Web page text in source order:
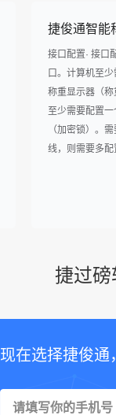
捷俊通智能
接口配置· 接口
口。计算机至
称重显示器（称
至少需要配置
（加密锁）。
线，则需要多
捷过
现在选择捷俊通